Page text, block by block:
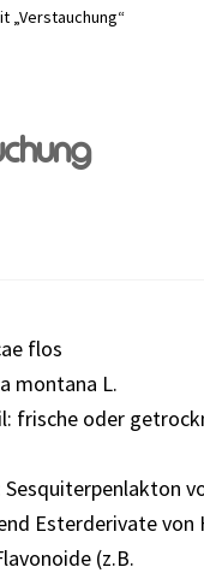
„Verstauchung“
flos
montana L.
frische oder
Esterderivate von
(z.B.